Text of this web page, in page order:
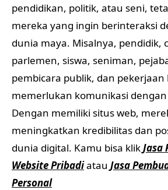
pendidikan, politik, atau seni,
mereka yang ingin berinteraksi
dunia maya. Misalnya, pendidik,
parlemen, siswa, seniman,
pembicara publik, dan pekerjaan
memerlukan komunikasi
Dengan memiliki situs web,
meningkatkan kredibilitas dan
dunia digital. Kamu bisa klikJasa
Website Pribadiatau Jasa
Personal